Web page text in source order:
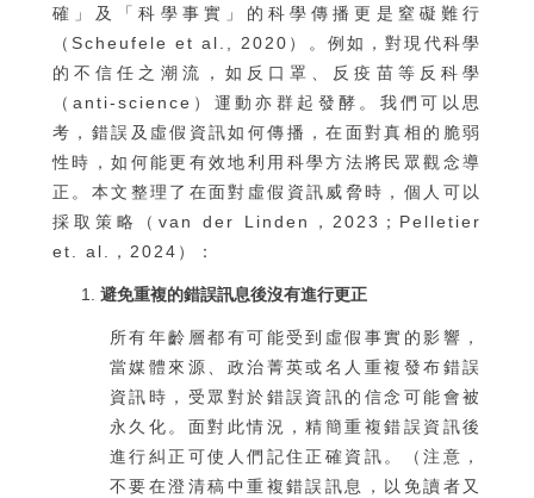
確」及「科學事實」的科學傳播更是窒礙難行
（Scheufele et al., 2020）。例如，對現代科學
的不信任之潮流，如反口罩、反疫苗等反科學
（anti-science）運動亦群起發酵。我們可以思
考，錯誤及虛假資訊如何傳播，在面對真相的脆弱
性時，如何能更有效地利用科學方法將民眾觀念導
正。本文整理了在面對虛假資訊威脅時，個人可以
採取策略（van der Linden，2023；Pelletier
et. al.，2024）：
避免重複的錯誤訊息後沒有進行更正
所有年齡層都有可能受到虛假事實的影響，
當媒體來源、政治菁英或名人重複發布錯誤
資訊時，受眾對於錯誤資訊的信念可能會被
永久化。面對此情況，精簡重複錯誤資訊後
進行糾正可使人們記住正確資訊。（注意，
不要在澄清稿中重複錯誤訊息，以免讀者又